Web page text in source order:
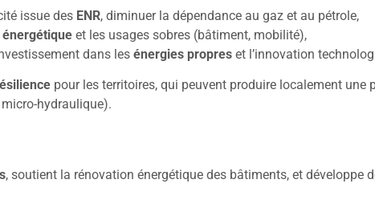
issue des ENR, diminuer la dépendance au gaz et au pétrole,
et les usages sobres (bâtiment, mobilité),
dans les énergies propres et l’innovation
pour les territoires, qui peuvent produire localement une
hydraulique).
, soutient la rénovation énergétique des bâtiments, et développe